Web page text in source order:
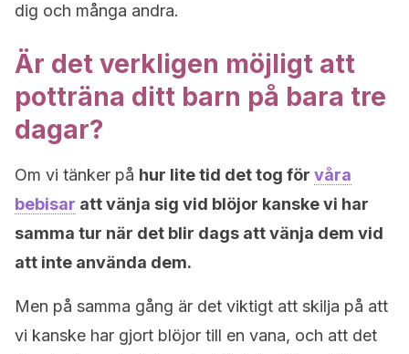
dig och många andra.
Är det verkligen möjligt att
potträna ditt barn på bara tre
dagar?
Om vi tänker på hur lite tid det tog för våra
bebisar att vänja sig vid blöjor kanske vi har
samma tur när det blir dags att vänja dem vid
att inte använda dem.
Men på samma gång är det viktigt att skilja på att
vi kanske har gjort blöjor till en vana, och att det